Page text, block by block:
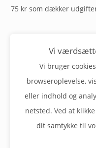
75 kr som dækker
Log på
Læs mere
Vi
Vi bruger
browseroplevelse,
eller indhold og
netsted. Ved at
dit samtykke til